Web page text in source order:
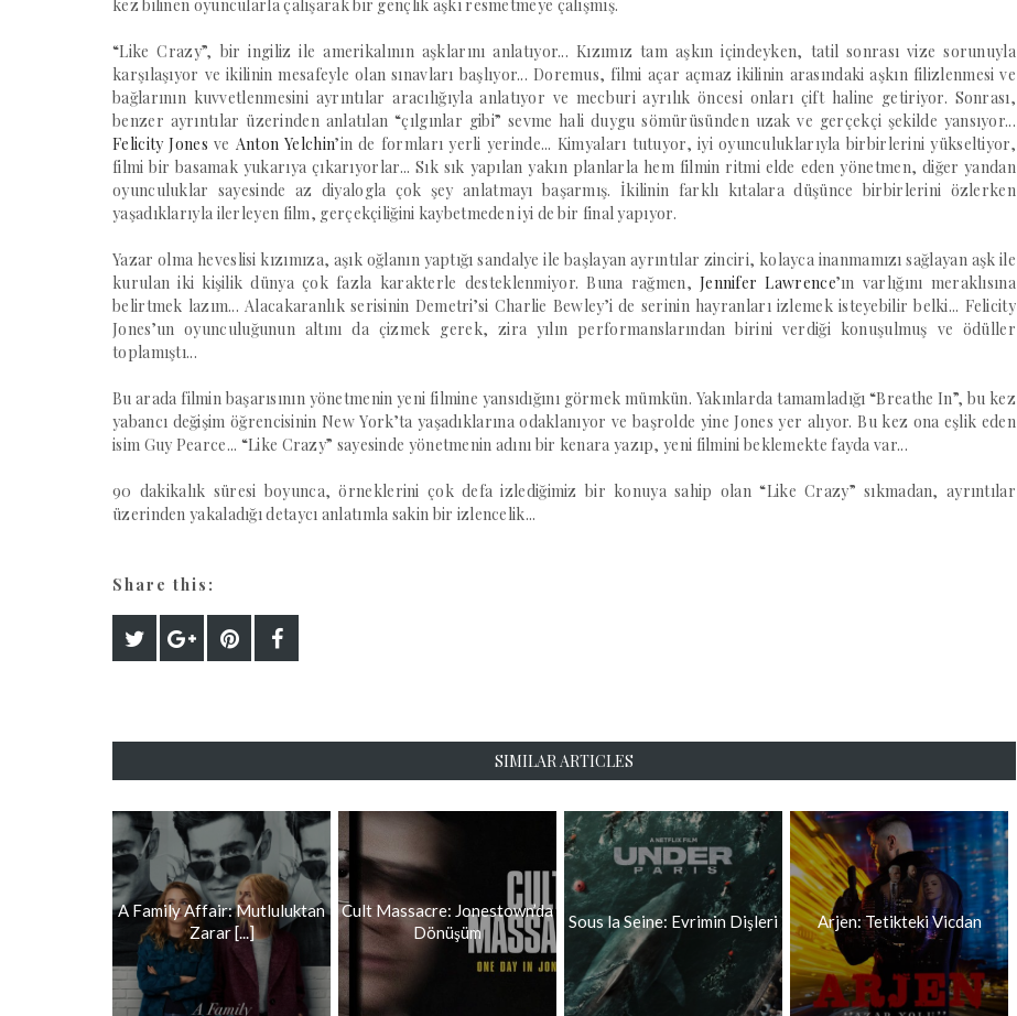
kez bilinen oyuncularla çalışarak bir gençlik aşkı resmetmeye çalışmış.
“Like Crazy”, bir ingiliz ile amerikalının aşklarını anlatıyor... Kızımız tam aşkın içindeyken, tatil sonrası vize sorunuyla
karşılaşıyor ve ikilinin mesafeyle olan sınavları başlıyor... Doremus, filmi açar açmaz ikilinin arasındaki aşkın filizlenmesi ve
bağlarının kuvvetlenmesini ayrıntılar aracılığıyla anlatıyor ve mecburi ayrılık öncesi onları çift haline getiriyor. Sonrası,
benzer ayrıntılar üzerinden anlatılan “çılgınlar gibi” sevme hali duygu sömürüsünden uzak ve gerçekçi şekilde yansıyor...
Felicity Jones ve Anton Yelchin’in de formları yerli yerinde... Kimyaları tutuyor, iyi oyunculuklarıyla birbirlerini yükseltiyor,
filmi bir basamak yukarıya çıkarıyorlar... Sık sık yapılan yakın planlarla hem filmin ritmi elde eden yönetmen, diğer yandan
oyunculuklar sayesinde az diyalogla çok şey anlatmayı başarmış. İkilinin farklı kıtalara düşünce birbirlerini özlerken
yaşadıklarıyla ilerleyen film, gerçekçiliğini kaybetmeden iyi de bir final yapıyor.
Yazar olma heveslisi kızımıza, aşık oğlanın yaptığı sandalye ile başlayan ayrıntılar zinciri, kolayca inanmamızı sağlayan aşk ile
kurulan iki kişilik dünya çok fazla karakterle desteklenmiyor. Buna rağmen, Jennifer Lawrence’ın varlığını meraklısına
belirtmek lazım... Alacakaranlık serisinin Demetri’si Charlie Bewley’i de serinin hayranları izlemek isteyebilir belki... Felicity
Jones’un oyunculuğunun altını da çizmek gerek, zira yılın performanslarından birini verdiği konuşulmuş ve ödüller
toplamıştı...
Bu arada filmin başarısının yönetmenin yeni filmine yansıdığını görmek mümkün. Yakınlarda tamamladığı “Breathe In”, bu kez
yabancı değişim öğrencisinin New York’ta yaşadıklarına odaklanıyor ve başrolde yine Jones yer alıyor. Bu kez ona eşlik eden
isim Guy Pearce... “Like Crazy” sayesinde yönetmenin adını bir kenara yazıp, yeni filmini beklemekte fayda var...
90 dakikalık süresi boyunca, örneklerini çok defa izlediğimiz bir konuya sahip olan “Like Crazy” sıkmadan, ayrıntılar
üzerinden yakaladığı detaycı anlatımla sakin bir izlencelik...
Share this:
SIMILAR ARTICLES
A Family Affair: Mutluluktan
Zarar [...]
Cult Massacre: Jonestown’da
Dönüşüm
Sous la Seine: Evrimin Dişleri Arjen: Tetikteki Vicdan